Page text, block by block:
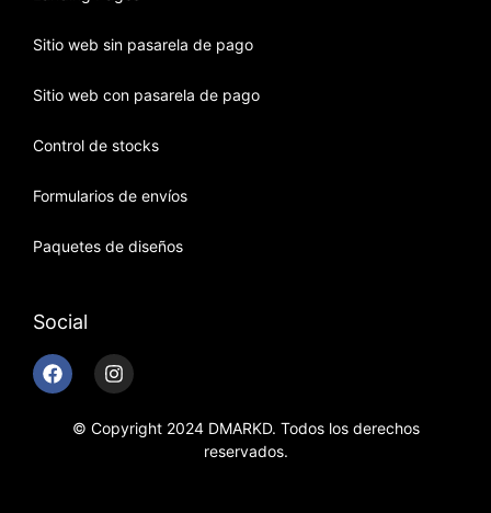
Sitio web sin pasarela de pago
Sitio web con pasarela de pago
Control de stocks
Formularios de envíos
Paquetes de diseños
Social
© Copyright 2024 DMARKD. Todos los derechos
reservados.